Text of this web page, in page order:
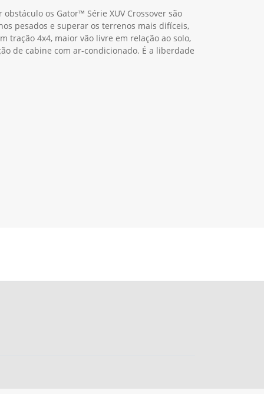
os Gator™ Série XUV Crossover são
pesados e superar os terrenos mais difíceis,
tração 4x4, maior vão livre em relação ao solo,
de cabine com ar-condicionado. É a liberdade